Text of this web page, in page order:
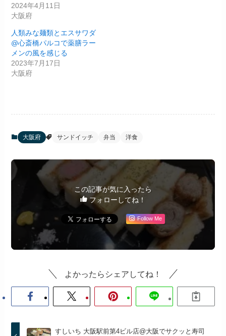
2024年4月11日
大阪府
人類みな麺類とエスサワダ
@心斎橋パルコで薬膳ラー
メンの風を感じる
2023年7月17日
大阪府
大阪府 サンドイッチ 弁当 洋食
この記事が気に入ったら
フォローしてね！
Follow Me
よかったらシェアしてね！
すしいち 大阪駅前第4ビル店@大阪でサクッと寿司